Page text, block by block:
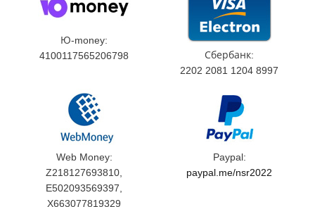
Ю-money:
4100117565206798
Сбербанк:
2202 2081 1204 8997
Web Money:
Z218127693810,
E502093569397,
X663077819329
Paypal:
paypal.me/nsr2022